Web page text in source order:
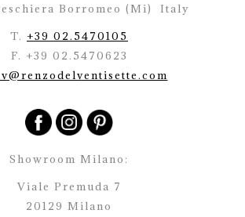
Borromeo (Mi)
Italy
T. +39 02.5470105
F. +39 02.5470623
Showroom Milano:
Viale Premuda 7
20129 Milano